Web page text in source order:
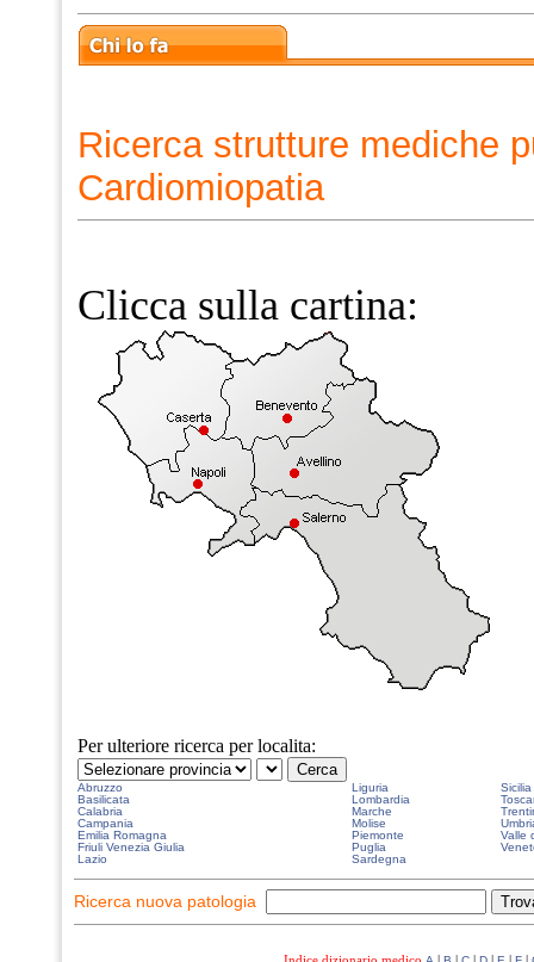
Ricerca strutture mediche
Cardiomiopatia
Clicca sulla cartina:
Per ulteriore ricerca per localita:
Abruzzo Liguria
Sicilia
Basilicata
Lombardia
Calabria
Marche
Campania
Molise
Emilia Romagna
Piemonte
Valle
Friuli Venezia Giulia
Puglia
Lazio
Sardegna
Ricerca nuova patologia